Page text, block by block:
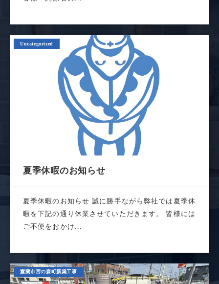
Uncategorized
夏季休暇のお知らせ
夏季休暇のお知らせ 誠に勝手ながら弊社では夏季休
暇を下記の通り休業させていただきます。 皆様には
ご不便をおかけ...
室蘭市宮の森町新築工事